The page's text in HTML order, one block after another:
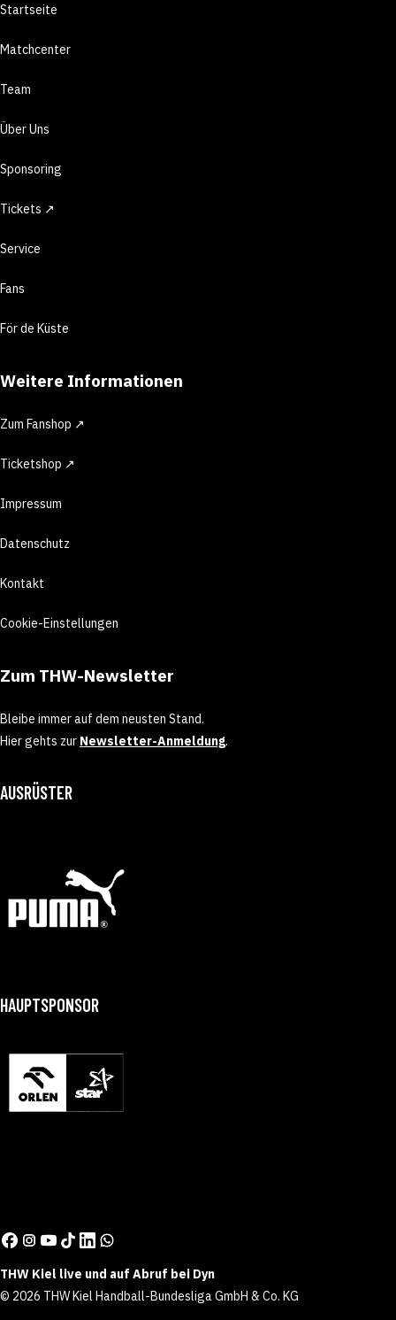
Startseite
Matchcenter
Team
Über Uns
Sponsoring
Tickets ↗
Service
Fans
För de Küste
Weitere Informationen
Zum Fanshop ↗
Ticketshop ↗
Impressum
Datenschutz
Kontakt
Cookie-Einstellungen
Zum THW-Newsletter
Bleibe immer auf dem neusten Stand.
Hier gehts zur Newsletter-Anmeldung.
AUSRÜSTER
HAUPTSPONSOR
THW Kiel live und auf Abruf bei Dyn
© 2026 THW Kiel Handball-Bundesliga GmbH & Co. KG